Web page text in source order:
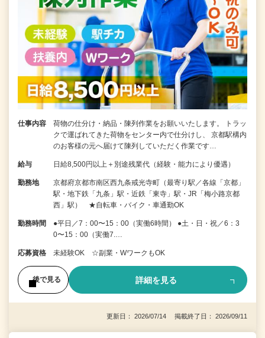
仕事内容
荷物の仕分け・納品・陳列作業をお願いいたします。 トラッ
クで運ばれてきた荷物をセンター内で仕分けし、 京都駅構内
のお客様の元へ届けて陳列していただく作業です…
給与 日給8,500円以上＋別途残業代（経験・能力により優遇）
勤務地
京都府京都市南区西九条戒光寺町（最寄り駅／各線「京都」
駅・地下鉄「九条」駅・近鉄「東寺」駅・JR「梅小路京都
西」駅） ★自転車・バイク・車通勤OK
勤務時間
●平日／7：00〜15：00（実働6時間） ●土・日・祝／6：3
0〜15：00（実働7.…
応募資格 未経験OK ☆副業・WワークもOK
後で見る 詳細を見る
更新日： 2026/07/14 掲載終了日： 2026/09/11